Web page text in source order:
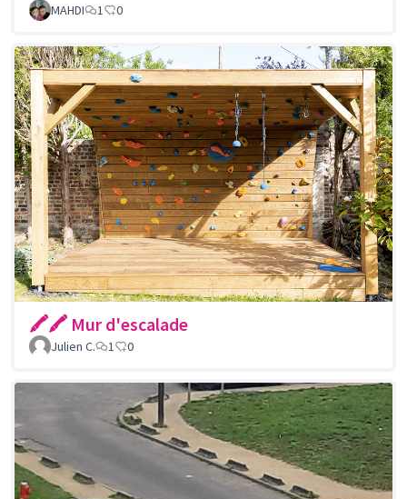
MAHDI 1 0
🖍🖍 Mur d'escalade
Julien C. 1 0